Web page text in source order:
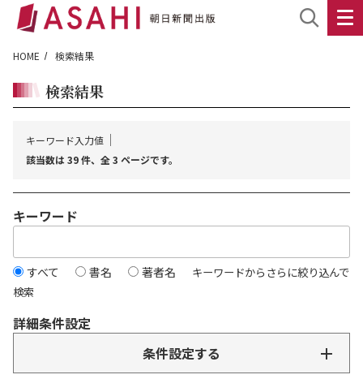
HOME 検索結果
検索結果
キーワード入力値
該当数は 39 件、全 3 ページです。
キーワード
すべて 書名 著者名
キーワードからさらに絞り込んで
検索
詳細条件設定
条件設定する